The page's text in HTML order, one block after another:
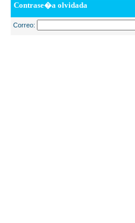
Contrase�a olvidada
Correo: